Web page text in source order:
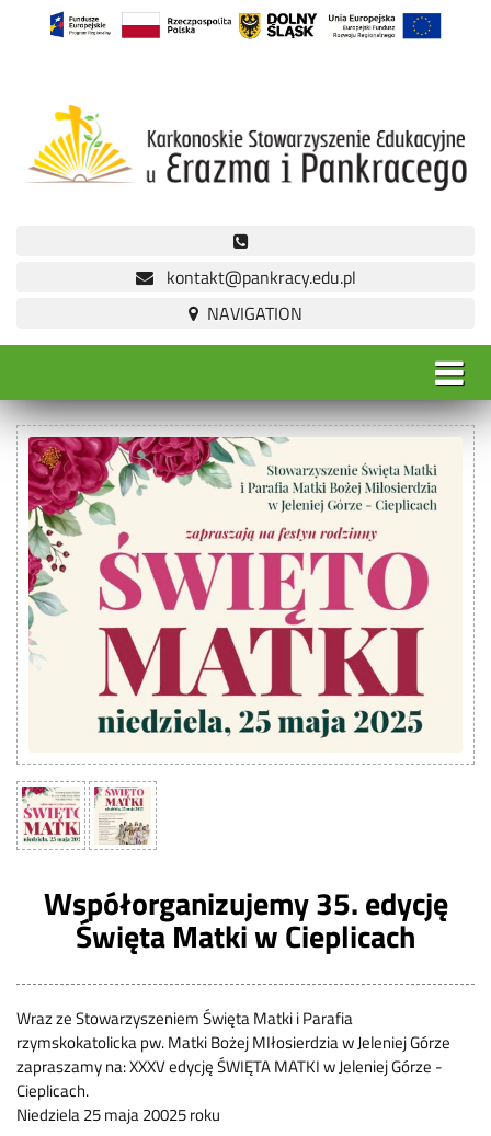
kontakt@pankracy.edu.pl
Współorganizujemy 35. edycję
Święta Matki w Cieplicach
Wraz ze Stowarzyszeniem Święta Matki i Parafia
rzymskokatolicka pw. Matki Bożej MIłosierdzia w Jeleniej Górze
zapraszamy na: XXXV edycję ŚWIĘTA MATKI w Jeleniej Górze -
Cieplicach.
Niedziela 25 maja 20025 roku